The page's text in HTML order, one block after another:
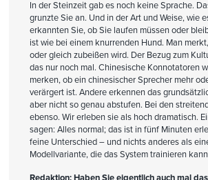
In der Steinzeit gab es noch keine Sprache.
grunzte Sie an. Und in der Art und Weise, wie
erkannten Sie, ob Sie laufen müssen oder
ist wie bei einem knurrenden Hund. Man
oder gleich zubeißen wird. Der Bezug zum
das nur noch mal. Chinesische Konnotatoren
merken, ob ein chinesischer Sprecher mehr
verärgert ist. Andere erkennen das
aber nicht so genau abstufen. Bei den
ebenso. Wir erleben sie als hoch dramatisch.
sagen: Alles normal; das ist in fünf Minuten
feine Unterschied – und nichts anderes als
Modellvariante, die das System trainieren